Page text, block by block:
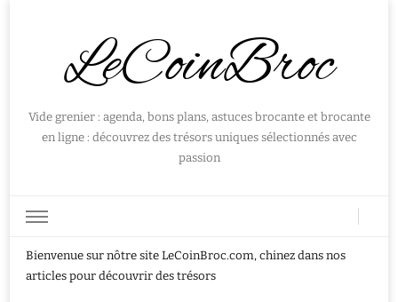
LeCoinBroc
Vide grenier : agenda, bons plans, astuces brocante et brocante
en ligne : découvrez des trésors uniques sélectionnés avec
passion
Bienvenue sur nôtre site LeCoinBroc.com, chinez dans nos
articles pour découvrir des trésors